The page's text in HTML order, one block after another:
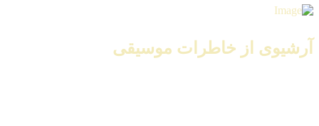
آرشیوی از خاطرات موسیقی